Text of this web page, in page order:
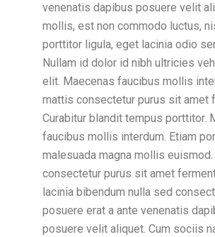
venenatis dapibus posuere velit
mollis, est non commodo luctus,
porttitor ligula, eget lacinia odio
Nullam id dolor id nibh ultricies
elit. Maecenas faucibus mollis
mattis consectetur purus sit amet
Curabitur blandit tempus porttitor.
faucibus mollis interdum. Etiam
malesuada magna mollis
consectetur purus sit amet
lacinia bibendum nulla sed
posuere erat a ante venenatis
posuere velit aliquet. Cum sociis